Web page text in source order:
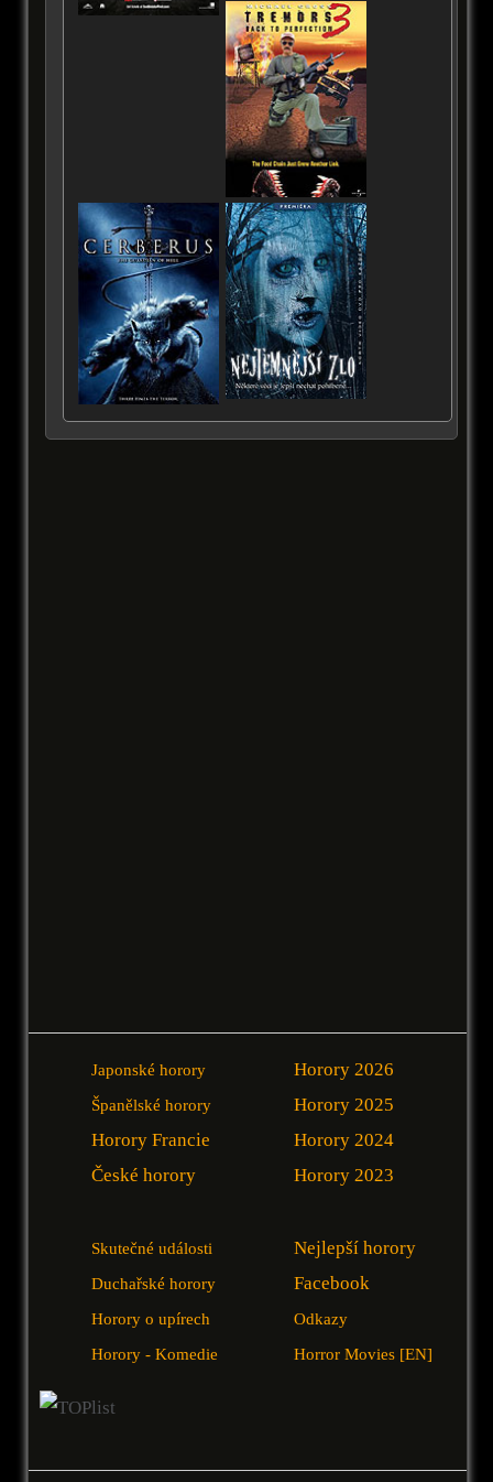
Japonské horory
Španělské horory
Horory Francie
České horory
Horory 2026
Horory 2025
Horory 2024
Horory 2023
Skutečné události
Duchařské horory
Horory o upírech
Horory - Komedie
Nejlepší horory
Facebook
Odkazy
Horror Movies [EN]